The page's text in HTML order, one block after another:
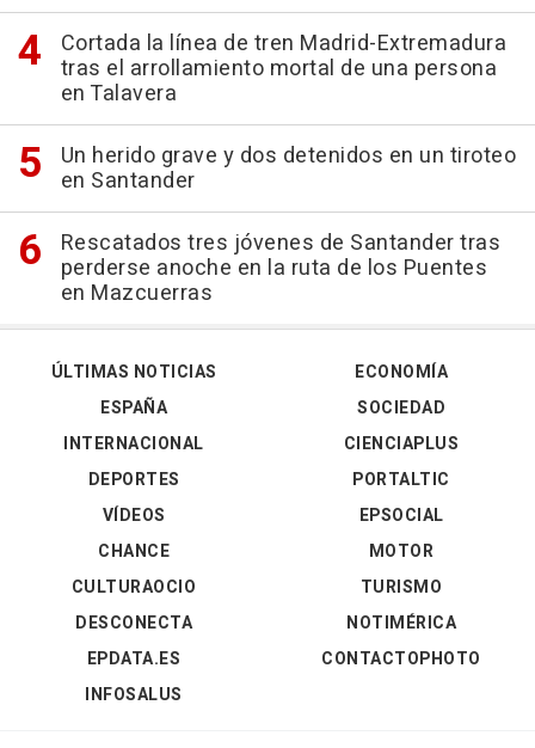
Cortada la línea de tren Madrid-Extremadura
tras el arrollamiento mortal de una persona
en Talavera
Un herido grave y dos detenidos en un tiroteo
en Santander
Rescatados tres jóvenes de Santander tras
perderse anoche en la ruta de los Puentes
en Mazcuerras
ÚLTIMAS NOTICIAS
ESPAÑA
INTERNACIONAL
DEPORTES
VÍDEOS
ECONOMÍA
SOCIEDAD
CIENCIAPLUS
PORTALTIC
EPSOCIAL
CHANCE
CULTURAOCIO
DESCONECTA
EPDATA.ES
INFOSALUS
MOTOR
TURISMO
NOTIMÉRICA
CONTACTOPHOTO